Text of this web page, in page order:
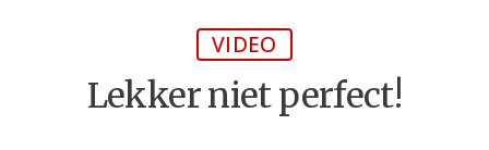
VIDEO
Lekker niet perfect!